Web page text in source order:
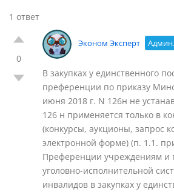
1 ответ
0
Эконом Эксперт Админ.
В закупках у единственного
преференции по приказу
июня 2018 г. N 126н не
126 н применяется только в
(конкурсы, аукционы, запрос
электронной форме) (п. 1.1.
Преференции учреждениям и
уголовно-исполнительной
инвалидов в закупках у